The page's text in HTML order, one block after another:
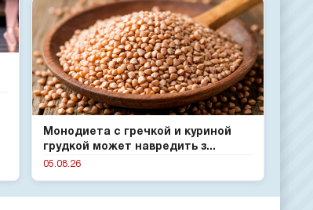
Монодиета с гречкой и куриной
грудкой может навредить з...
05.08.26